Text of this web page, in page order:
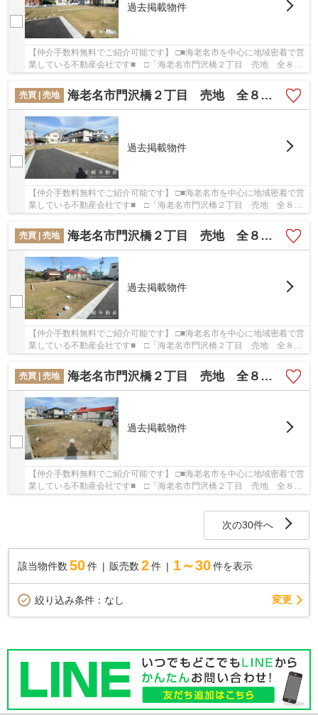
過去掲載物件
【仲介手数料無料でご紹介可能です】 □■海老名市を中心に地域密着で営
業している不動産会社です■ □「海老名市門沢橋２丁目 売地 全８区
売買 | 売地
海老名市門沢橋２丁目 売地 全８区画 【仲介手数料無料】
過去掲載物件
【仲介手数料無料でご紹介可能です】 □■海老名市を中心に地域密着で営
業している不動産会社です■ □「海老名市門沢橋２丁目 売地 全８区
売買 | 売地
海老名市門沢橋２丁目 売地 全８区画 【仲介手数料無料】
過去掲載物件
【仲介手数料無料でご紹介可能です】 □■海老名市を中心に地域密着で営
業している不動産会社です■ □「海老名市門沢橋２丁目 売地 全８区
売買 | 売地
海老名市門沢橋２丁目 売地 全８区画 【仲介手数料無料】
過去掲載物件
【仲介手数料無料でご紹介可能です】 □■海老名市を中心に地域密着で営
業している不動産会社です■ □「海老名市門沢橋２丁目 売地 全８区
画 【仲介手数料無料】」のここがイチオシ。...
次の30件へ
該当物件数 50件 販売数 2 件 1～30 件を表示
絞り込み条件： なし 変更